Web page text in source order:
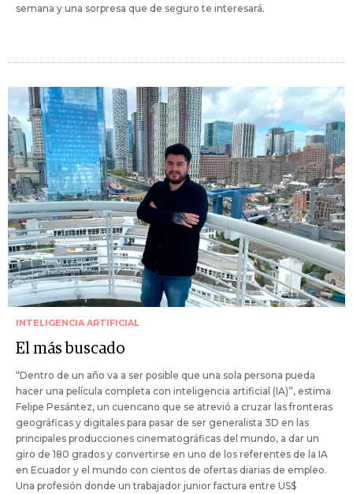
semana y una sorpresa que de seguro te interesará.
INTELIGENCIA ARTIFICIAL
El más buscado
“Dentro de un año va a ser posible que una sola persona pueda
hacer una película completa con inteligencia artificial (IA)”, estima
Felipe Pesántez, un cuencano que se atrevió a cruzar las fronteras
geográficas y digitales para pasar de ser generalista 3D en las
principales producciones cinematográficas del mundo, a dar un
giro de 180 grados y convertirse en uno de los referentes de la IA
en Ecuador y el mundo con cientos de ofertas diarias de empleo.
Una profesión donde un trabajador junior factura entre US$